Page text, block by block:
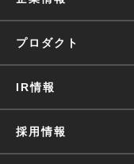
ミッション
会社概要
役員・経営陣
プロダクト
Wantedly Visit
Engagement Suite
IR情報
株主・投資家の皆様へ
採用情報